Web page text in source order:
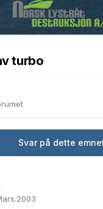
turbo
Svar på dette